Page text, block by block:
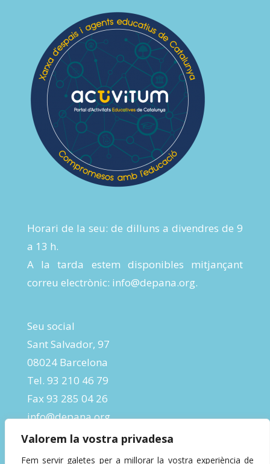
Valorem la vostra privadesa
Fem servir galetes per a millorar la vostra experiència de
Horari de la seu: de dilluns a divendres de 9
a 13 h.
A la tarda estem disponibles mitjançant
correu electrònic: info@depana.org.
Seu social
Sant Salvador, 97
08024 Barcelona
Tel. 93 210 46 79
Fax 93 285 04 26
info@depana.org